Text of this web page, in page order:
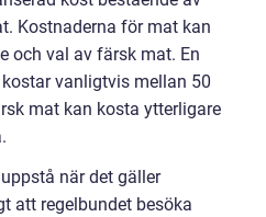
Kostnaderna för mat kan
och val av färsk mat. En
vanligtvis mellan 50
mat kan kosta ytterligare
när det gäller
att regelbundet besöka